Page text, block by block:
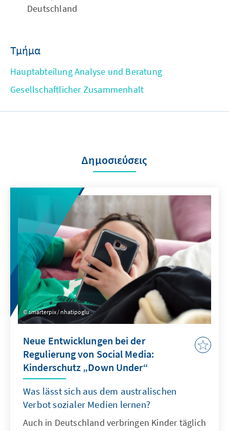
Deutschland
Τμήμα
Hauptabteilung Analyse und Beratung
Gesellschaftlicher Zusammenhalt
Δημοσιεύσεις
smarterpix / nhatipoglu
Neue Entwicklungen bei der
Regulierung von Social Media:
Kinderschutz „Down Under“
Was lässt sich aus dem australischen
Verbot sozialer Medien lernen?
Auch in Deutschland verbringen Kinder täglich